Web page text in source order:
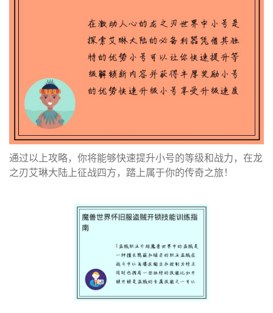
通过以上攻略，你将能够快速提升小号的等级和战力，在龙
之刃艾琳大陆上征战四方，踏上属于你的传奇之旅！